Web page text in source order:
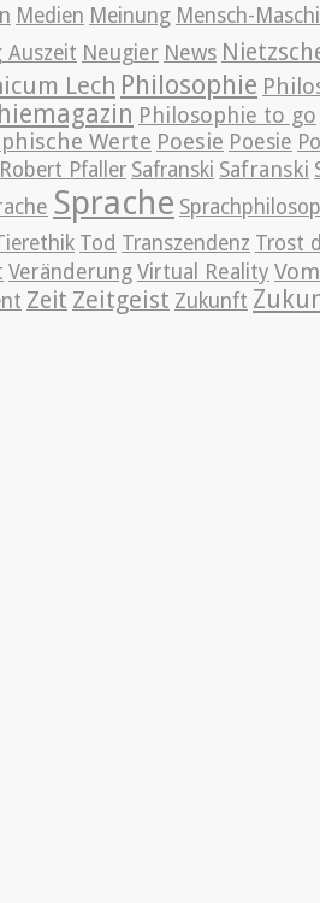
Medien Meinung Mensch-
Auszeit Neugier News
Lech Philosophie
Philosophie to go
Werte Poesie Poesie
Robert Pfaller Safranski Safranski
Sprache
Tod Transzendenz Trost
Veränderung Virtual Reality
Zeit Zeitgeist Zukunft